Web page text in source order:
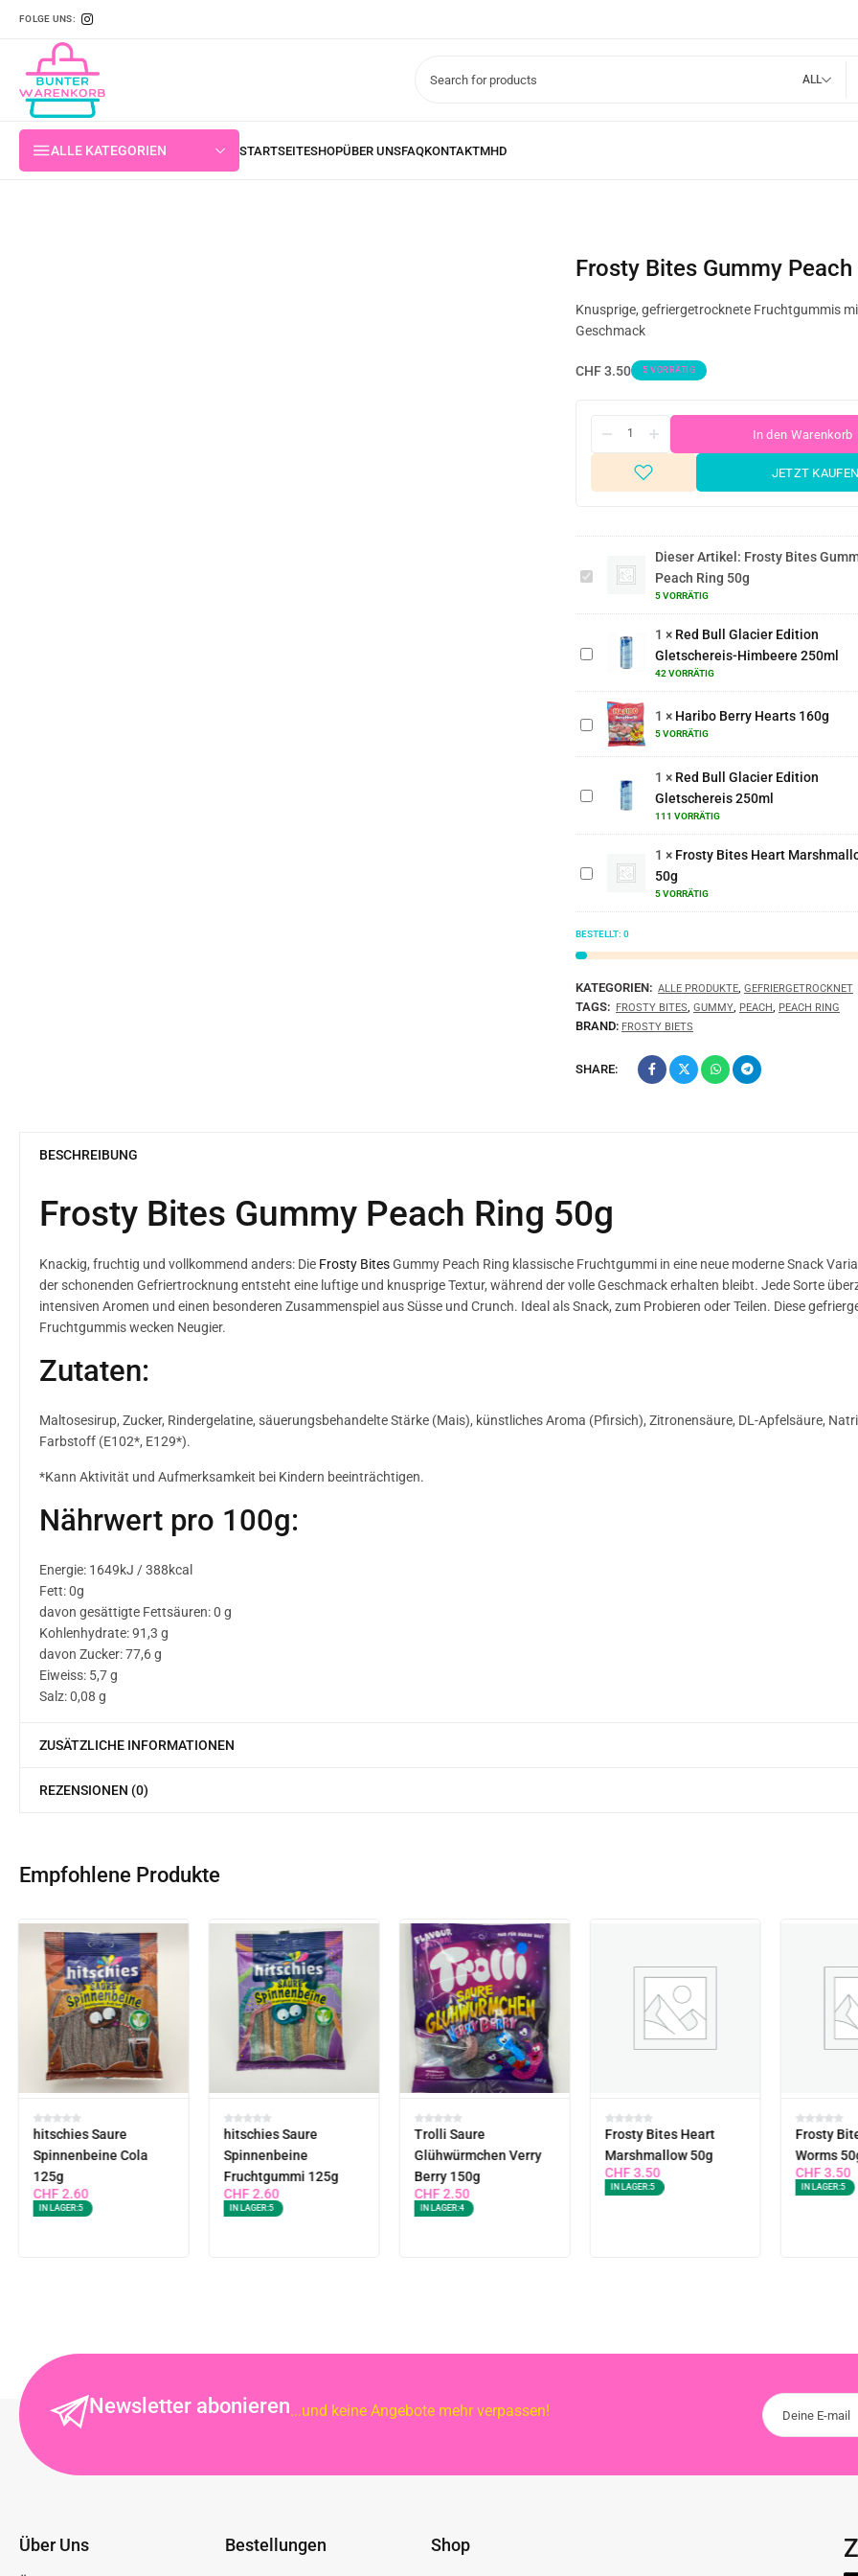
FOLGE UNS:
ALL
ALLE KATEGORIEN
Frosty Bites Gummy
Knusprige, gefriergetrocknete Fruchtgummis
Geschmack
CHF3.50 5 VORRÄTIG
In den Warenkorb
JETZT KAUFEN
Bites
Peach
50g
Dieser Artikel: Frosty Bites
Peach Ring 50g
5 VORRÄTIG
Red Bull
Glacier
Gletschereis-
Himbeere
250ml
1 × Red Bull Glacier Edition
Gletschereis-Himbeere 250ml
42 VORRÄTIG
Berry
Hearts
160g
1 × Haribo Berry Hearts 160g
5 VORRÄTIG
Red Bull
Edition
Gletschereis
1 × Red Bull Glacier Edition
Gletschereis 250ml
111 VORRÄTIG
Frosty Bites
Marshmallow
1 × Frosty Bites Heart
50g
5 VORRÄTIG
BESTELLT: 0
KATEGORIEN: ALLE PRODUKTE GEFRIERGETROCKNET
TAGS: FROSTY BITES GUMMY PEACH PEACH RING
BRAND: FROSTY BIETS
SHARE:
BESCHREIBUNG
Frosty Bites Gummy Peach Ring 50g
Knackig, fruchtig und vollkommend anders: Die Frosty BitesGummy Peach Ring klassische Fruchtgummi in eine neue moderne Snack
der schonenden Gefriertrocknung entsteht eine luftige und knusprige Textur, während der volle Geschmack erhalten bleibt. Jede Sorte
intensiven Aromen und einen besonderen Zusammenspiel aus Süsse und Crunch. Ideal als Snack, zum Probieren oder Teilen. Diese
Fruchtgummis wecken Neugier.
Zutaten:
Maltosesirup, Zucker, Rindergelatine, säuerungsbehandelte Stärke (Mais), künstliches Aroma (Pfirsich), Zitronensäure, DL-Apfelsäure,
Farbstoff (E102*, E129*).
*Kann Aktivität und Aufmerksamkeit bei Kindern beeinträchtigen.
Nährwert pro 100g:
Energie: 1649kJ / 388kcal
Fett: 0g
davon gesättigte Fettsäuren: 0 g
Kohlenhydrate: 91,3 g
davon Zucker: 77,6 g
Eiweiss: 5,7 g
Salz: 0,08 g
ZUSÄTZLICHE INFORMATIONEN
REZENSIONEN (0)
Empfohlene Produkte
hitschies Saure
Spinnenbeine Cola
125g
CHF2.60
IN LAGER:5
hitschies Saure
Spinnenbeine
Fruchtgummi 125g
CHF2.60
IN LAGER:5
Trolli Saure
Glühwürmchen Verry
Berry 150g
CHF2.50
IN LAGER:4
Frosty Bites Heart
Marshmallow 50g
CHF3.50
IN LAGER:5
Frosty
Worms
CHF3.50
IN LAGER:5
Newsletter abonieren...und keine Angebote mehr verpassen!
Über Uns Bestellungen Shop